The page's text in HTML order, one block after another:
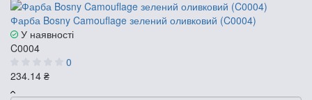
Фарба Bosny Camouflage зелений оливковий (C0004)
У наявності
C0004
0
234.14 ₴